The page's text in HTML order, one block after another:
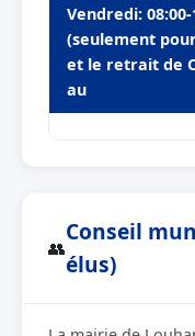
Vendredi: 08:00-
(seulement
et le retrait de
au
👥
Conseil
élus)